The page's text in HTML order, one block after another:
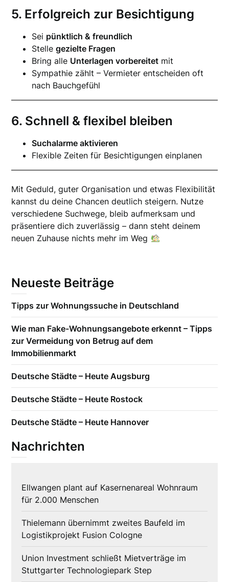
5. Erfolgreich zur Besichtigung
Sei pünktlich & freundlich
Stellegezielte Fragen
Bring alle Unterlagen vorbereitet mit
Sympathie zählt – Vermieter entscheiden oft
nach Bauchgefühl
6. Schnell & flexibel bleiben
Suchalarme aktivieren
Flexible Zeiten für Besichtigungen einplanen
Mit Geduld, guter Organisation und etwas Flexibilität
kannst du deine Chancen deutlich steigern. Nutze
verschiedene Suchwege, bleib aufmerksam und
präsentiere dich zuverlässig – dann steht deinem
neuen Zuhause nichts mehr im Weg
Neueste Beiträge
Tipps zur Wohnungssuche in Deutschland
Wie man Fake-Wohnungsangebote erkennt – Tipps
zur Vermeidung von Betrug auf dem
Immobilienmarkt
Deutsche Städte – Heute Augsburg
Deutsche Städte – Heute Rostock
Deutsche Städte – Heute Hannover
Nachrichten
Ellwangen plant auf Kasernenareal Wohnraum
für 2.000 Menschen
Thielemann übernimmt zweites Baufeld im
Logistikprojekt Fusion Cologne
Union Investment schließt Mietverträge im
Stuttgarter Technologiepark Step